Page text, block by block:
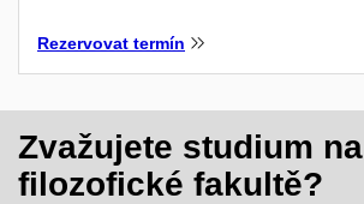
Rezervovat termín
Zvažujete studium na
filozofické fakultě?